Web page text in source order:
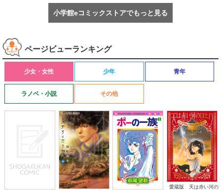
小学館eコミックストアでもっと見る
ページビューランキング
少女・女性 少年 青年
ラノベ・小説 その他
愛蔵版 天は赤い河の